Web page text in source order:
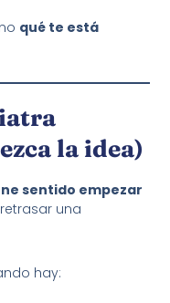
qué te está
la idea)
sentido empezar
una
hay: